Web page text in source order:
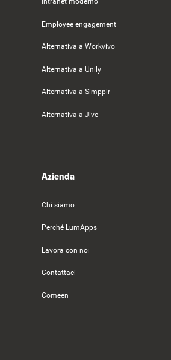
Employee engagement
Alternativa a Workvivo
Alternativa a Unily
Alternativa a Simpplr
Alternativa a Jive
Azienda
Chi siamo
Perché LumApps
Lavora con noi
Contattaci
Comeen